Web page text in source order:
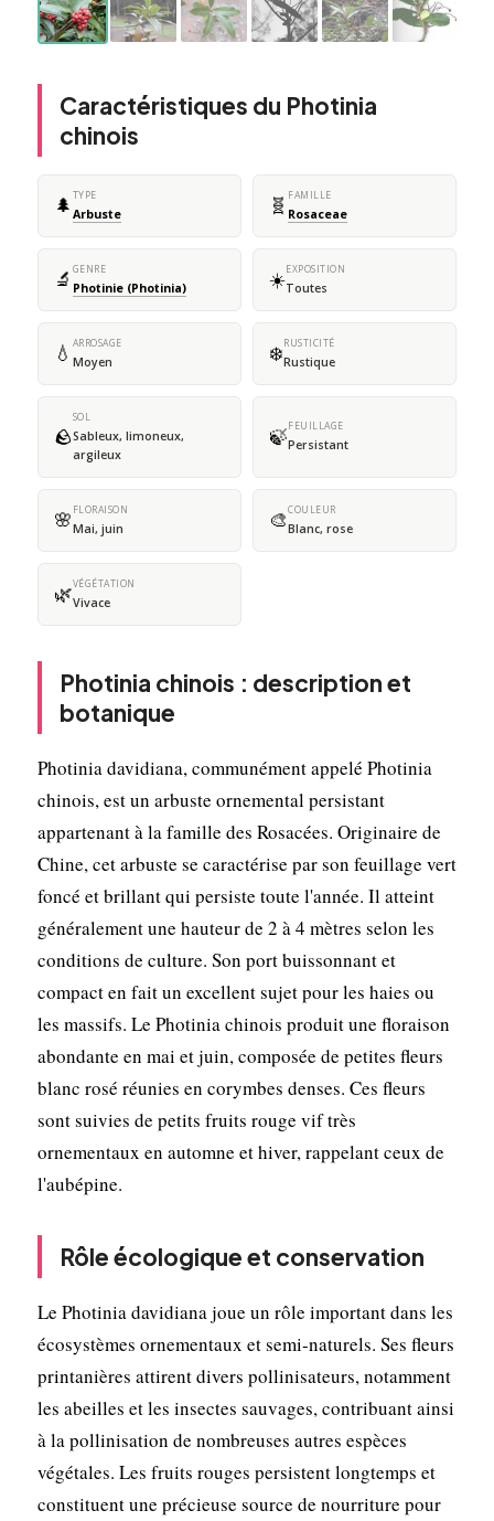
Caractéristiques du Photinia
chinois
🌲 TYPE
Arbuste 🧬 FAMILLE
Rosaceae
🔬 GENRE
Photinie (Photinia) ☀️EXPOSITION
Toutes
💧 ARROSAGE
Moyen ❄️RUSTICITÉ
Rustique
🪨
SOL
Sableux, limoneux,
argileux
🍃FEUILLAGE
Persistant
🌸 FLORAISON
Mai, juin 🎨COULEUR
Blanc, rose
🌿VÉGÉTATION
Vivace
Photinia chinois : description et
botanique
Photinia davidiana, communément appelé Photinia
chinois, est un arbuste ornemental persistant
appartenant à la famille des Rosacées. Originaire de
Chine, cet arbuste se caractérise par son feuillage vert
foncé et brillant qui persiste toute l'année. Il atteint
généralement une hauteur de 2 à 4 mètres selon les
conditions de culture. Son port buissonnant et
compact en fait un excellent sujet pour les haies ou
les massifs. Le Photinia chinois produit une floraison
abondante en mai et juin, composée de petites fleurs
blanc rosé réunies en corymbes denses. Ces fleurs
sont suivies de petits fruits rouge vif très
ornementaux en automne et hiver, rappelant ceux de
l'aubépine.
Rôle écologique et conservation
Le Photinia davidiana joue un rôle important dans les
écosystèmes ornementaux et semi-naturels. Ses fleurs
printanières attirent divers pollinisateurs, notamment
les abeilles et les insectes sauvages, contribuant ainsi
à la pollinisation de nombreuses autres espèces
végétales. Les fruits rouges persistent longtemps et
constituent une précieuse source de nourriture pour